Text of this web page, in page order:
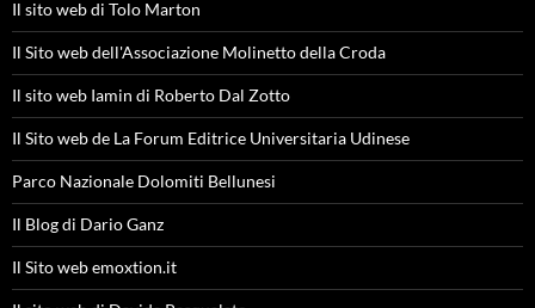
Il sito web di Tolo Marton
Il Sito web dell'Associazione Molinetto della Croda
Il sito web Iamin di Roberto Dal Zotto
Il Sito web de La Forum Editrice Universitaria Udinese
Parco Nazionale Dolomiti Bellunesi
Il Blog di Dario Ganz
Il Sito web emoxtion.it